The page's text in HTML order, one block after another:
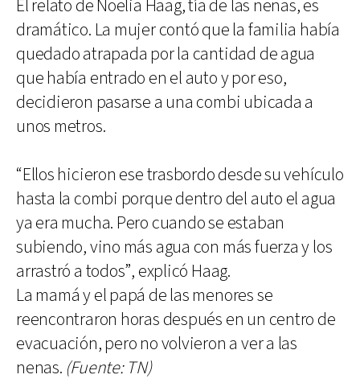
El relato de Noelia Haag, tía de las nenas, es
dramático. La mujer contó que la familia había
quedado atrapada por la cantidad de agua
que había entrado en el auto y por eso,
decidieron pasarse a una combi ubicada a
unos metros.
“Ellos hicieron ese trasbordo desde su vehículo
hasta la combi porque dentro del auto el agua
ya era mucha. Pero cuando se estaban
subiendo, vino más agua con más fuerza y los
arrastró a todos”, explicó Haag.
La mamá y el papá de las menores se
reencontraron horas después en un centro de
evacuación, pero no volvieron a ver a las
nenas. (Fuente: TN)